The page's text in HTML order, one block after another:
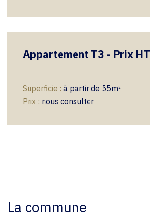
Appartement T3 - Prix HT
Superficie : à partir de 55m²
Prix : nous consulter
La commune